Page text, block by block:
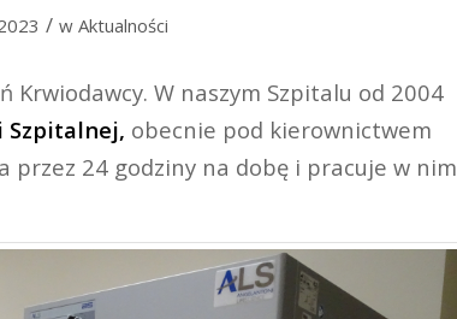
/ w Aktualności
Krwiodawcy. W naszym Szpitalu od 2004
Szpitalnej, obecnie pod kierownictwem
przez 24 godziny na dobę i pracuje w nim